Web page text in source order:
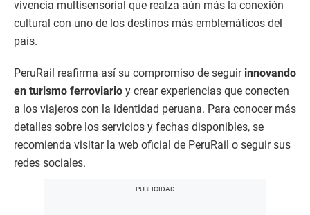
vivencia multisensorial que realza aún más la conexión
cultural con uno de los destinos más emblemáticos del
país.
PeruRail reafirma así su compromiso de seguir innovando
en turismo ferroviario y crear experiencias que conecten
a los viajeros con la identidad peruana. Para conocer más
detalles sobre los servicios y fechas disponibles, se
recomienda visitar la web oficial de PeruRail o seguir sus
redes sociales.